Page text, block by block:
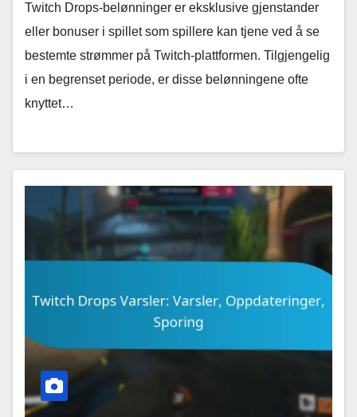
Twitch Drops-belønninger er eksklusive gjenstander
eller bonuser i spillet som spillere kan tjene ved å se
bestemte strømmer på Twitch-plattformen. Tilgjengelig
i en begrenset periode, er disse belønningene ofte
knyttet…